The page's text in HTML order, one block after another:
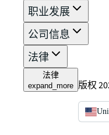
职业发展
公司信息
法律
法律
expand_more 版权